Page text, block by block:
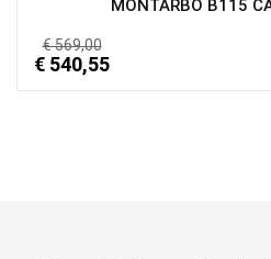
MONTARBO B115
€ 569,00
€ 540,55